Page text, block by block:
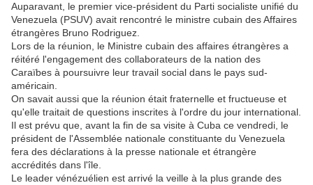
Auparavant, le premier vice-président du Parti socialiste unifié du
Venezuela (PSUV) avait rencontré le ministre cubain des Affaires
étrangères Bruno Rodriguez.
Lors de la réunion, le Ministre cubain des affaires étrangères a
réitéré l'engagement des collaborateurs de la nation des
Caraïbes à poursuivre leur travail social dans le pays sud-
américain.
On savait aussi que la réunion était fraternelle et fructueuse et
qu'elle traitait de questions inscrites à l'ordre du jour international.
Il est prévu que, avant la fin de sa visite à Cuba ce vendredi, le
président de l'Assemblée nationale constituante du Venezuela
fera des déclarations à la presse nationale et étrangère
accrédités dans l'île.
Le leader vénézuélien est arrivé la veille à la plus grande des